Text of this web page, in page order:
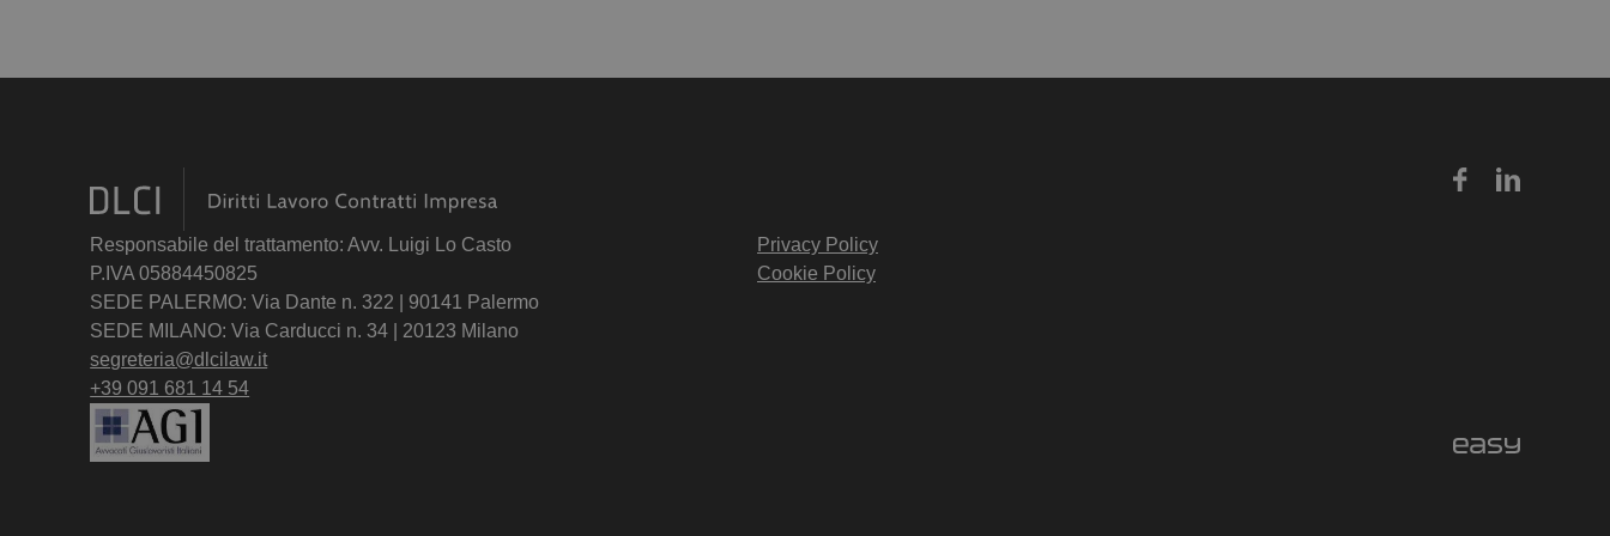
Responsabile del trattamento: Avv. Luigi Lo Casto
P.IVA 05884450825
SEDE PALERMO: Via Dante n. 322 | 90141 Palermo
SEDE MILANO: Via Carducci n. 34 | 20123 Milano
segreteria@dlcilaw.it
+39 091 681 14 54
Privacy Policy
Cookie Policy